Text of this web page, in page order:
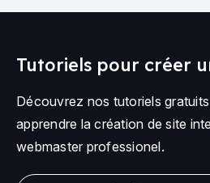
Tutoriels pour créer
Découvrez nos tutoriels
apprendre la création de site
webmaster professionel.